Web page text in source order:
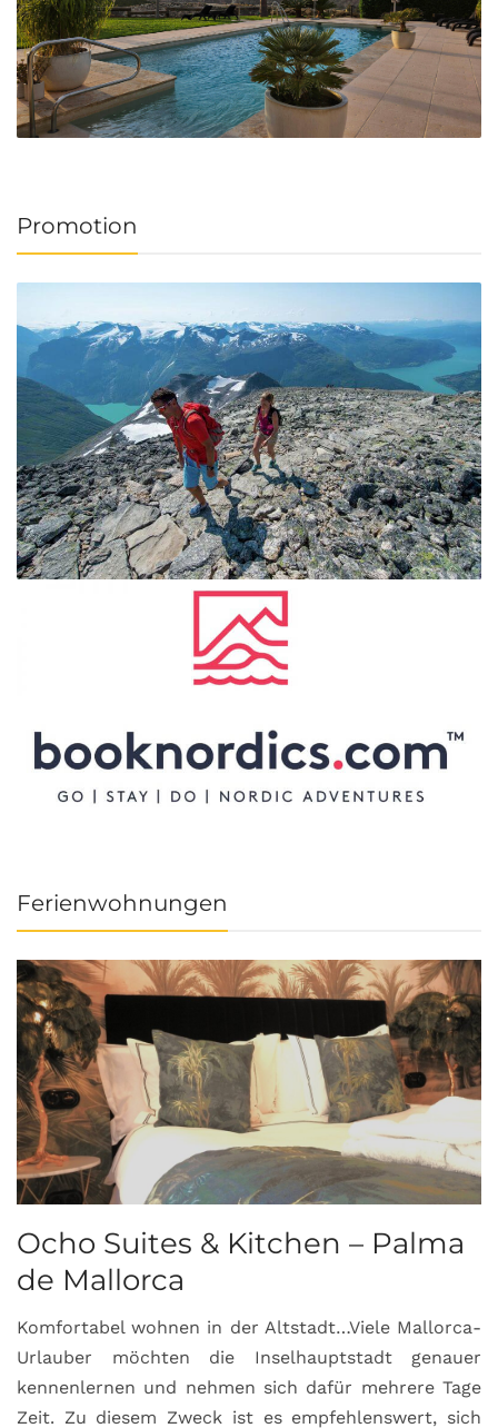
Promotion
Ferienwohnungen
Ocho Suites & Kitchen – Palma
de Mallorca
Komfortabel wohnen in der Altstadt…Viele Mallorca-
Urlauber möchten die Inselhauptstadt genauer
kennenlernen und nehmen sich dafür mehrere Tage
Zeit. Zu diesem Zweck ist es empfehlenswert, sich